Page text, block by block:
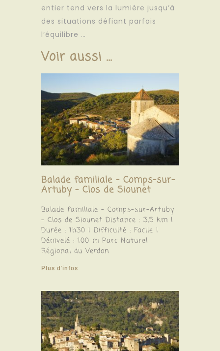
entier tend vers la lumière jusqu’à
des situations défiant parfois
l’équilibre …
Voir aussi ...
Balade familiale – Comps-sur-
Artuby – Clos de Siounet
Balade familiale – Comps-sur-Artuby
– Clos de Siounet Distance : 3,5 km |
Durée : 1h30 | Difficulté : Facile |
Dénivelé : 100 m Parc Naturel
Régional du Verdon
Plus d'infos